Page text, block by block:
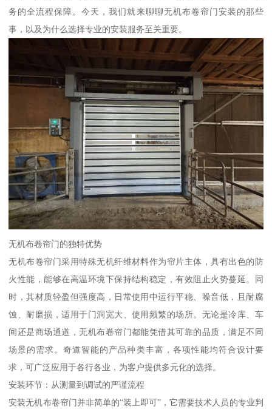
务的全流程保障。今天，我们就来聊聊无机布卷帘门安装的那些
事，以及为什么选择专业的安装服务至关重要。
无机布卷帘门的独特优势
无机布卷帘门采用特殊无机纤维材料作为帘片主体，具有出色的防
火性能，能够在高温环境下保持结构稳定，有效阻止火势蔓延。同
时，其材质轻盈但强度高，日常使用中运行平稳、噪音低，且耐腐
蚀、耐磨损，适用于门洞宽大、使用频繁的场所。无论是冷库、车
间还是商场通道，无机布卷帘门都能凭借其可靠的品质，满足不同
场景的需求。奇道智能的产品种类丰富，各项性能均符合设计要
求，可广泛应用于各行各业，为客户提供多元化的选择。
安装环节：从测量到调试的严谨流程
安装无机布卷帘门并非简单的“装上即可”，它需要技术人员的专业判